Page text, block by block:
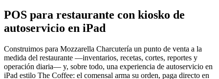
POS para restaurante con kiosko de
autoservicio en iPad
Construimos para Mozzarella Charcutería un punto de venta a la
medida del restaurante —inventarios, recetas, cortes, reportes y
operación diaria— y, sobre todo, una experiencia de autoservicio en
iPad estilo The Coffee: el comensal arma su orden, paga directo en